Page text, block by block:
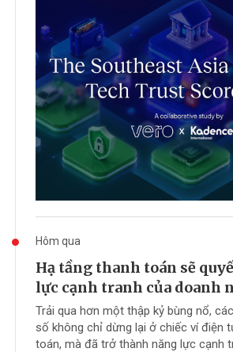
Hôm qua
Hạ tầng thanh toán sẽ
lực cạnh tranh của doanh
Trải qua hơn một thập kỷ bùng nổ,
số không chỉ dừng lại ở chiếc ví điện
toán, mà đã trở thành năng lực cạnh